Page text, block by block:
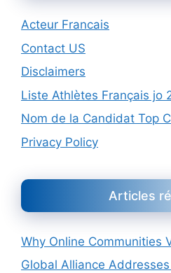
Acteur Francais
Contact US
Disclaimers
Liste Athlètes Français jo
Nom de la Candidat Top
Privacy Policy
Articles
Why Online Communities
Global Alliance